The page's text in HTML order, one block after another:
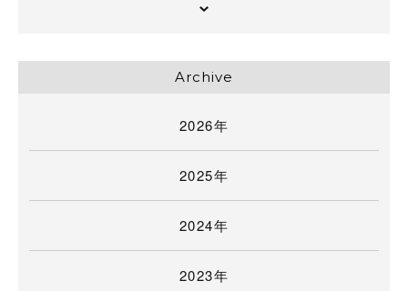
Archive
2026年
2025年
2024年
2023年